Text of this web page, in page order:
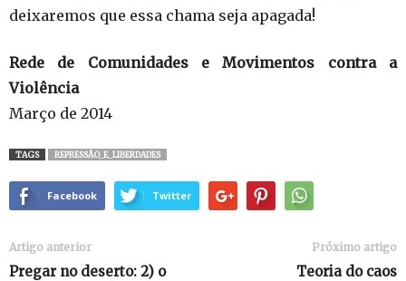
deixaremos que essa chama seja apagada!
Rede de Comunidades e Movimentos contra a
Violência
Março de 2014
TAGS REPRESSÃO_E_LIBERDADES
Facebook Twitter
Artigo anterior
Pregar no deserto: 2) o
Próximo artigo
Teoria do caos